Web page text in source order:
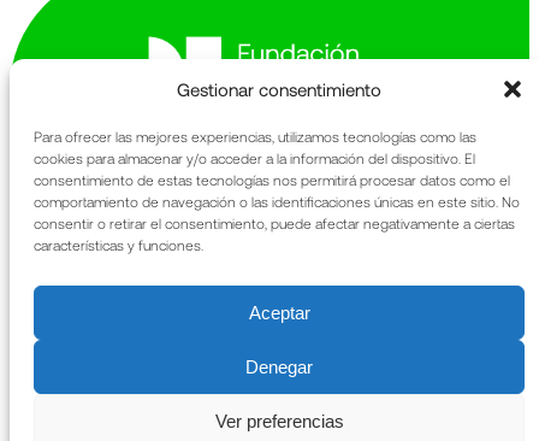
Gestionar consentimiento
Para ofrecer las mejores experiencias, utilizamos tecnologías como las
cookies para almacenar y/o acceder a la información del dispositivo. El
consentimiento de estas tecnologías nos permitirá procesar datos como el
comportamiento de navegación o las identificaciones únicas en este sitio. No
consentir o retirar el consentimiento, puede afectar negativamente a ciertas
características y funciones.
Aceptar
Denegar
Ver preferencias
Avinguda de la Generalitat 163-167
Sant Cugat del Vallès
08174 Barcelona